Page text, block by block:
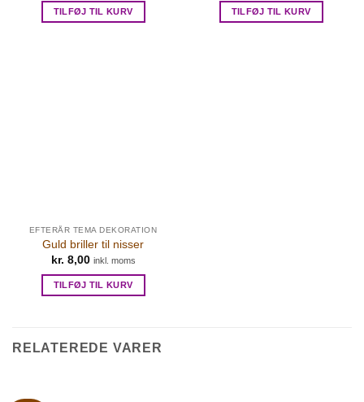
TILFØJ TIL KURV TILFØJ TIL KURV
EFTERÅR TEMA DEKORATION
Guld briller til nisser
kr. 8,00 inkl. moms
TILFØJ TIL KURV
RELATEREDE VARER